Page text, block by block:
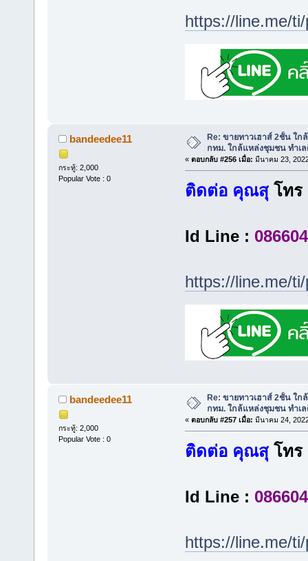
https://line.me/
bandeedee11
กระทู้: 2,000
Popular Vote : 0
Re: ขายทาวเฮาส์ 2ชั้น ใก
กทม. ใกล้แหล่งชุมชน ทำเ
« ตอบกลับ #256 เมื่อ: มีนาคม 23,
ติดต่อ คุณสุโทร
Id Line :
https://line.me/
bandeedee11
กระทู้: 2,000
Popular Vote : 0
Re: ขายทาวเฮาส์ 2ชั้น ใก
กทม. ใกล้แหล่งชุมชน ทำเ
« ตอบกลับ #257 เมื่อ: มีนาคม 24,
ติดต่อ คุณสุโทร
Id Line :
https://line.me/